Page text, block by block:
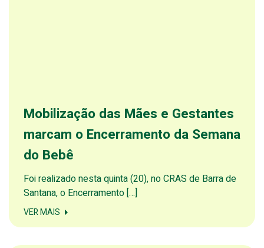
Mobilização das Mães e Gestantes
marcam o Encerramento da Semana
do Bebê
Foi realizado nesta quinta (20), no CRAS de Barra de
Santana, o Encerramento […]
VER MAIS